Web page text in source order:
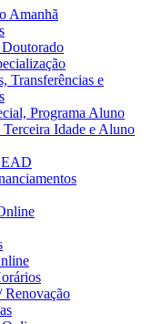
Amanhã
Transferências e
Programa Aluno
Terceira Idade e Aluno
EAD
Renovação